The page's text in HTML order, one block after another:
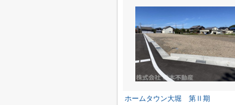
ホームタウン大堀 第Ⅱ期